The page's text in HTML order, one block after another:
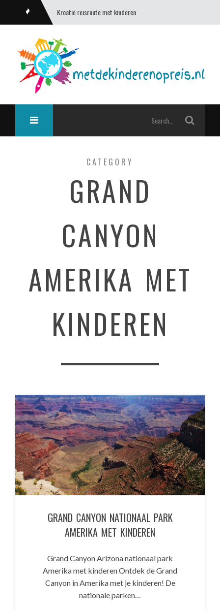
Kroatië reisroute met kinderen
CATEGORY
GRAND
CANYON
AMERIKA MET
KINDEREN
GRAND CANYON NATIONAAL PARK
AMERIKA MET KINDEREN
Grand Canyon Arizona nationaal park
Amerika met kinderen Ontdek de Grand
Canyon in Amerika met je kinderen! De
nationale parken…